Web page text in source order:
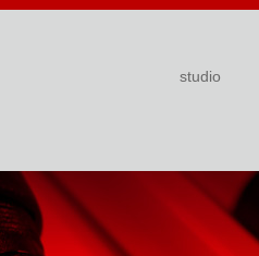
studio